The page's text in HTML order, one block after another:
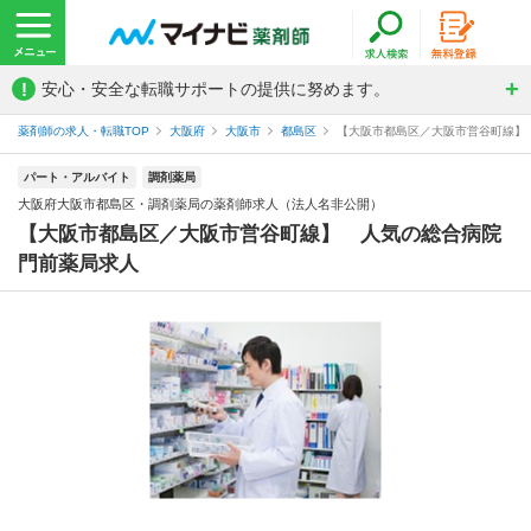
! 安心・安全な転職サポートの提供に努めます。
薬剤師の求人・転職TOP 大阪府 大阪市 都島区 【大阪市都島区／大阪市営谷町線
パート・アルバイト 調剤薬局
大阪府大阪市都島区・調剤薬局の薬剤師求人（法人名非公開）
【大阪市都島区／大阪市営谷町線】 人気の総合病院
門前薬局求人